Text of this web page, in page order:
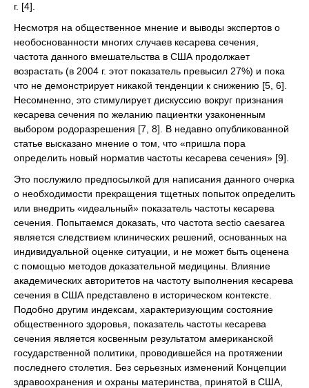
г. [4].
Несмотря на общественное мнение и выводы экспертов о
необоснованности многих случаев кесарева сечения,
частота данного вмешательства в США продолжает
возрастать (в 2004 г. этот показатель превысил 27%) и пока
что не демонстрирует никакой тенденции к снижению [5, 6].
Несомненно, это стимулирует дискуссию вокруг признания
кесарева сечения по желанию пациентки узаконенным
выбором родоразрешения [7, 8]. В недавно опубликованной
статье высказано мнение о том, что «пришла пора
определить новый норматив частоты кесарева сечения» [9].
Это послужило предпосылкой для написания данного очерка
о необходимости прекращения тщетных попыток определить
или внедрить «идеальный» показатель частоты кесарева
сечения. Попытаемся доказать, что частота sectio caesarea
является следствием клинических решений, основанных на
индивидуальной оценке ситуации, и не может быть оценена
с помощью методов доказательной медицины. Влияние
академических авторитетов на частоту выполнения кесарева
сечения в США представлено в историческом контексте.
Подобно другим индексам, характеризующим состояние
общественного здоровья, показатель частоты кесарева
сечения является косвенным результатом американской
государственной политики, проводившейся на протяжении
последнего столетия. Без серьезных изменений Концепции
здравоохранения и охраны материнства, принятой в США,